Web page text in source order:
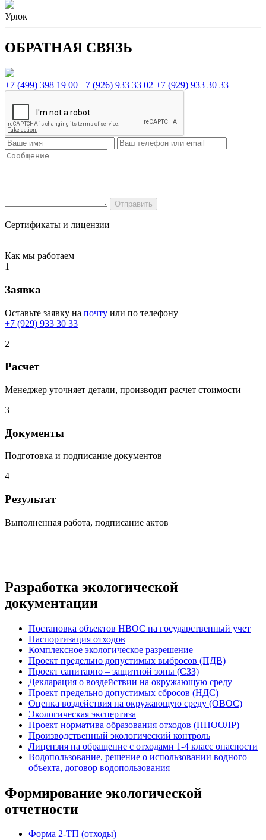
Урюк
ОБРАТНАЯ СВЯЗЬ
+7 (499) 398 19 00 +7 (926) 933 33 02 +7 (929) 933 30 33
Сертификаты и лицензии
Как мы работаем
1
Заявка
Оставьте заявку на почту или по телефону
+7 (929) 933 30 33
2
Расчет
Менеджер уточняет детали, производит расчет стоимости
3
Документы
Подготовка и подписание документов
4
Результат
Выполненная работа, подписание актов
Разработка экологической
документации
Постановка объектов НВОС на государственный учет
Паспортизация отходов
Комплексное экологическое разрешение
Проект предельно допустимых выбросов (ПДВ)
Проект санитарно – защитной зоны (СЗЗ)
Декларация о воздействии на окружающую среду
Проект предельно допустимых сбросов (НДС)
Оценка воздействия на окружающую среду (ОВОС)
Экологическая экспертиза
Проект норматива образования отходов (ПНООЛР)
Производственный экологический контроль
Лицензия на обращение с отходами 1-4 класс опасности
Водопользование, решение о использовании водного
объекта, договор водопользования
Формирование экологической
отчетности
Форма 2-ТП (отходы)